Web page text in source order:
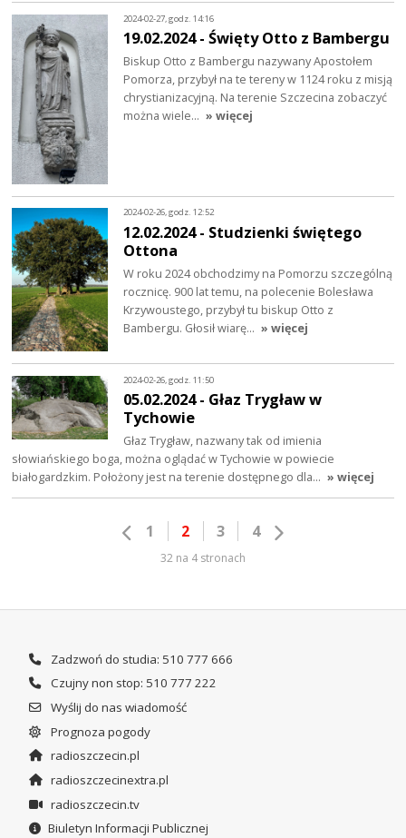
2024-02-27, godz. 14:16
19.02.2024 - Święty Otto z Bambergu
Biskup Otto z Bambergu nazywany Apostołem
Pomorza, przybył na te tereny w 1124 roku z misją
chrystianizacyjną. Na terenie Szczecina zobaczyć
można wiele… » więcej
2024-02-26, godz. 12:52
12.02.2024 - Studzienki świętego
Ottona
W roku 2024 obchodzimy na Pomorzu szczególną
rocznicę. 900 lat temu, na polecenie Bolesława
Krzywoustego, przybył tu biskup Otto z
Bambergu. Głosił wiarę… » więcej
2024-02-26, godz. 11:50
05.02.2024 - Głaz Trygław w
Tychowie
Głaz Trygław, nazwany tak od imienia
słowiańskiego boga, można oglądać w Tychowie w powiecie
białogardzkim. Położony jest na terenie dostępnego dla… » więcej
1 2 3 4
32 na 4 stronach
Zadzwoń do studia: 510 777 666
Czujny non stop: 510 777 222
Wyślij do nas wiadomość
Prognoza pogody
radioszczecin.pl
radioszczecinextra.pl
radioszczecin.tv
Biuletyn Informacji Publicznej